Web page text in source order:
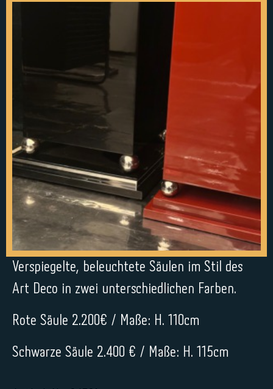
Verspiegelte, beleuchtete Säulen im Stil des
Art Deco in zwei unterschiedlichen Farben.
Rote Säule 2.200€ / Maße: H. 110cm
Schwarze Säule 2.400 € / Maße: H. 115cm